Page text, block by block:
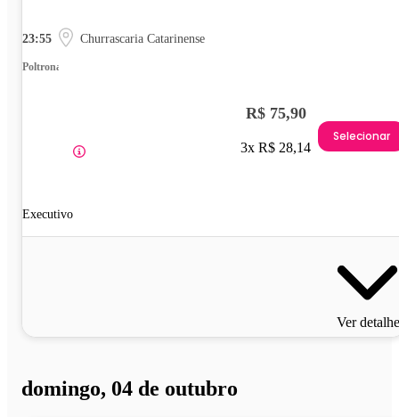
23:55 Churrascaria Catarinense
Poltrona
Executivo
R$ 75,90
3x R$ 28,14
Selecionar
Ver
domingo, 04 de outubro